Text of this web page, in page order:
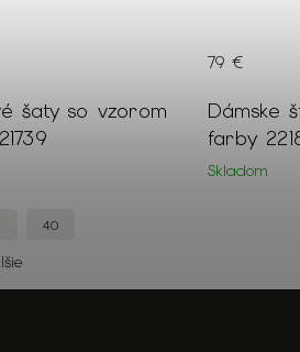
sako čierne
L
Dámsky
Skladom
159 €